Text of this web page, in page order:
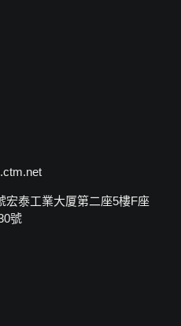
宏泰工業大厦第二座5樓F座
號